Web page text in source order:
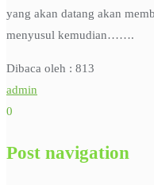
yang akan datang akan
menyusul kemudian…….
Dibaca oleh : 813
admin
0
Post navigation